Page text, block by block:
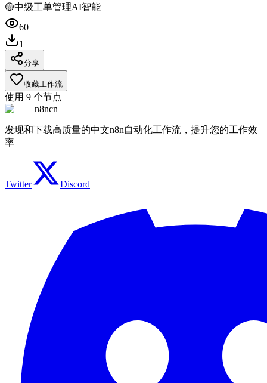
🟡中级工单管理AI智能
60
1
分享
收藏工作流
使用 9 个节点
n8ncn
发现和下载高质量的中文n8n自动化工作流，提升您的工作效
率
Twitter Discord